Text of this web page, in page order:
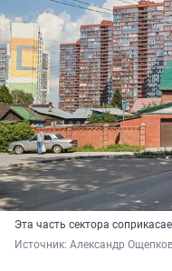
Эта часть сектора
Источник: Александр